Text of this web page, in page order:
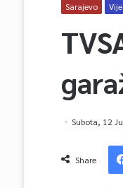
Sarajevo
Subota, 12
Share